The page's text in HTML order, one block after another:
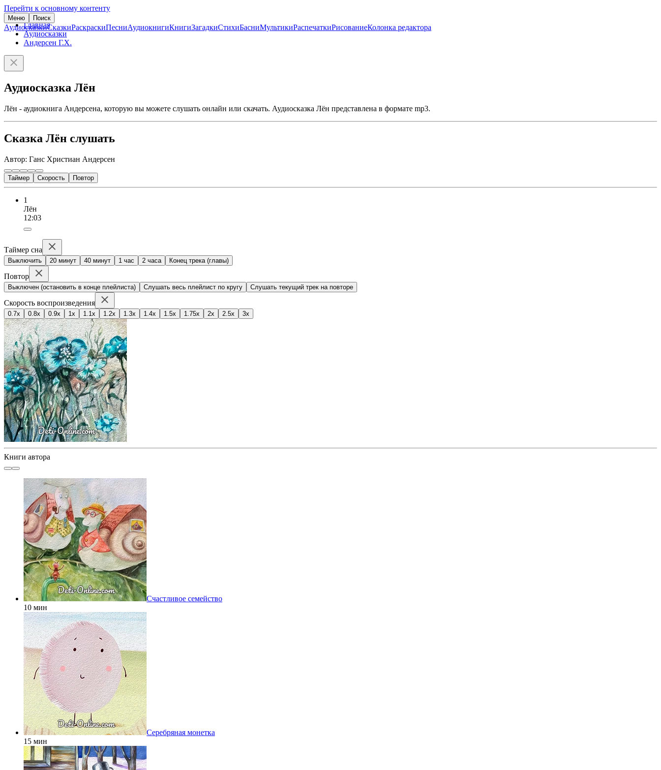
Перейти к основному контенту
Меню Поиск
АудиосказкиСказкиРаскраскиПесниАудиокнигиКнигиЗагадкиСтихиБасниМультикиРаспечаткиРисованиеКолонка редактора
Главная
Аудиосказки
Андерсен Г.Х.
Аудиосказка Лён
Лён - аудиокнига Андерсена, которую вы можете слушать онлайн или скачать. Аудиосказка Лён представлена в формате mp3.
Сказка Лён слушать
Автор: Ганс Христиан Андерсен
Таймер Скорость Повтор
1
Лён
12:03
Таймер сна
Выключить 20 минут 40 минут 1 час 2 часа Конец трека (главы)
Повтор
Выключен (остановить в конце плейлиста) Слушать весь плейлист по кругу Слушать текущий трек на повторе
Скорость воспроизведения
0.7x 0.8x 0.9x 1x 1.1x 1.2x 1.3x 1.4x 1.5x 1.75x 2x 2.5x 3x
Книги автора
Счастливое семейство
10 мин
Серебряная монетка
15 мин